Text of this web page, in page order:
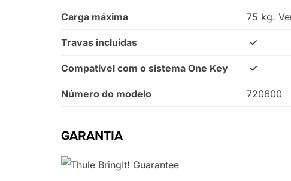
Carga máxima 75 kg.
Travas incluídas ✓
Compatível com o sistema One Key ✓
Número do modelo 720600
GARANTIA